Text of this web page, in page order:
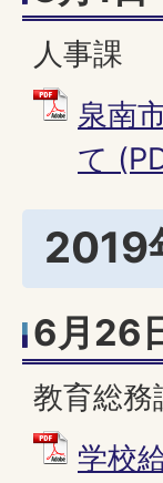
人事課
泉南
て
2019
6月26
教育総務
学校